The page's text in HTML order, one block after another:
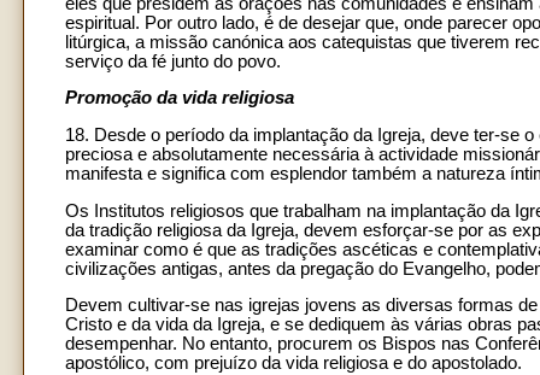
espiritual. Por outro lado, é de desejar que, onde parecer
litúrgica, a missão canónica aos catequistas que tiverem
serviço da fé junto do povo.
Promoção da vida religiosa
18. Desde o período da implantação da Igreja, deve ter-se
preciosa e absolutamente necessária à actividade
manifesta e significa com esplendor também a natureza
Os Institutos religiosos que trabalham na implantação da
da tradição religiosa da Igreja, devem esforçar-se por as
examinar como é que as tradições ascéticas e
civilizações antigas, antes da pregação do Evangelho,
Devem cultivar-se nas igrejas jovens as diversas formas
Cristo e da vida da Igreja, e se dediquem às várias obras
desempenhar. No entanto, procurem os Bispos nas
apostólico, com prejuízo da vida religiosa e do apostolado.